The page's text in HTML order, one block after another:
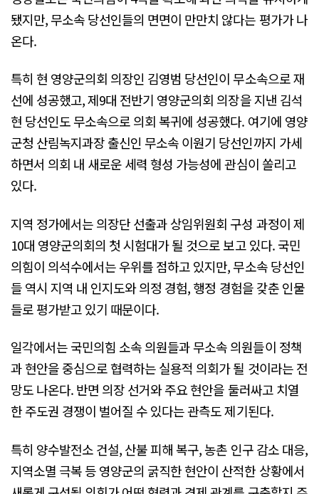
됐지만, 무소속 당선인들의 면면이 만만치 않다는 평가가 나
온다.
특히 현 영양군의회 의장인 김영범 당선인이 무소속으로 재
선에 성공했고, 제9대 전반기 영양군의회 의장을 지낸 김석
현 당선인도 무소속으로 의회 복귀에 성공했다. 여기에 영양
군청 산림녹지과장 출신인 무소속 이원기 당선인까지 가세
하면서 의회 내 새로운 세력 형성 가능성에 관심이 쏠리고
있다.
지역 정가에서는 의장단 선출과 상임위원회 구성 과정이 제
10대 영양군의회의 첫 시험대가 될 것으로 보고 있다. 국민
의힘이 의석수에서는 우위를 점하고 있지만, 무소속 당선인
들 역시 지역 내 인지도와 의정 경험, 행정 경험을 갖춘 인물
들로 평가받고 있기 때문이다.
일각에서는 국민의힘 소속 의원들과 무소속 의원들이 정책
과 현안을 중심으로 협력하는 실용적 의회가 될 것이라는 전
망도 나온다. 반면 의장 선거와 주요 현안을 둘러싸고 치열
한 주도권 경쟁이 벌어질 수 있다는 관측도 제기된다.
특히 양수발전소 건설, 산불 피해 복구, 농촌 인구 감소 대응,
지역소멸 극복 등 영양군의 굵직한 현안이 산적한 상황에서